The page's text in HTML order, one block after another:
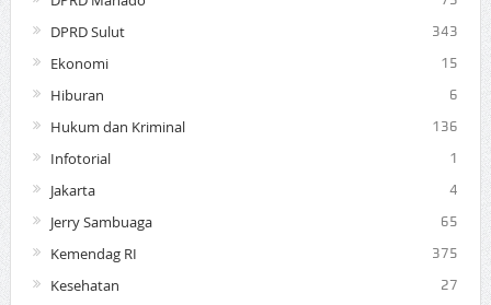
DPRD Sulut 343
Ekonomi 15
Hiburan 6
Hukum dan Kriminal 136
Infotorial 1
Jakarta 4
Jerry Sambuaga 65
Kemendag RI 375
Kesehatan 27